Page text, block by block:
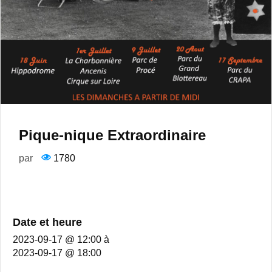
Pique-nique Extraordinaire
par 1780
Date et heure
2023-09-17 @ 12:00 à
2023-09-17 @ 18:00